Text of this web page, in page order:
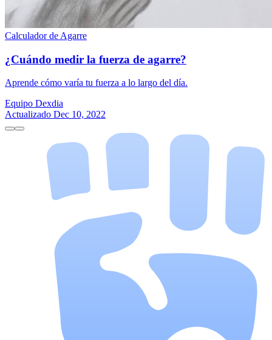
Calculador de Agarre
¿Cuándo medir la fuerza de agarre?
Aprende cómo varía tu fuerza a lo largo del día.
Equipo Dexdia
Actualizado Dec 10, 2022